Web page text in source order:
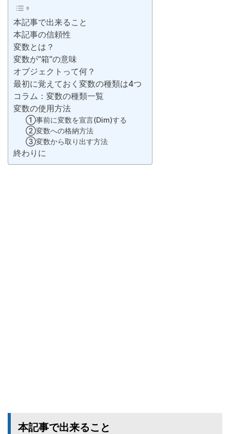
本記事で出来ること
本記事の信頼性
変数とは？
変数が”箱”の意味
オブジェクトって何？
最初に覚えておく変数の種類は4つ
コラム：変数の種類一覧
変数の使用方法
①事前に変数を宣言(Dim)する
②変数への格納方法
③変数から取り出す方法
終わりに
本記事で出来ること